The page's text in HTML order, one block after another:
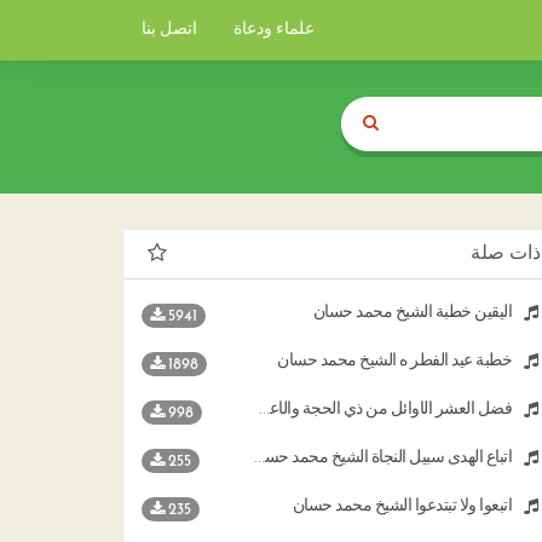
علماء ودعاة اتصل بنا
ذات صلة
اليقين خطبة الشيخ محمد حسان 5941
خطبة عيد الفطر ه الشيخ محمد حسان 1898
فضل العشر الأوائل من ذي الحجة والأعمال المستحبة فيها الشيخ د محمد حسان 998
اتباع الهدى سبيل النجاة الشيخ محمد حسان 255
اتبعوا ولا تبتدعوا الشيخ محمد حسان 235